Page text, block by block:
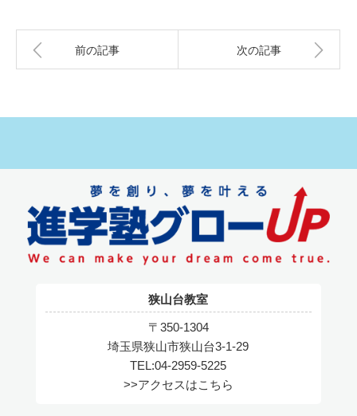
前の記事 次の記事
狭山台教室
〒350-1304
埼玉県狭山市狭山台3-1-29
TEL:04-2959-5225
>>アクセスはこちら